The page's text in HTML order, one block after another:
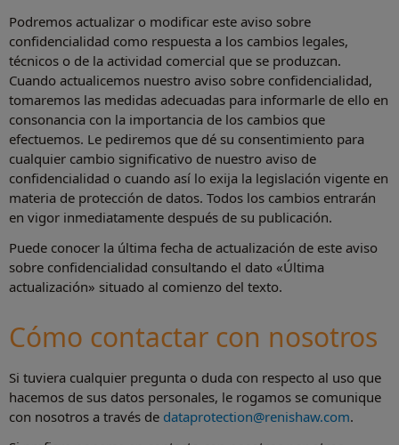
Podremos actualizar o modificar este aviso sobre
confidencialidad como respuesta a los cambios legales,
técnicos o de la actividad comercial que se produzcan.
Cuando actualicemos nuestro aviso sobre confidencialidad,
tomaremos las medidas adecuadas para informarle de ello en
consonancia con la importancia de los cambios que
efectuemos. Le pediremos que dé su consentimiento para
cualquier cambio significativo de nuestro aviso de
confidencialidad o cuando así lo exija la legislación vigente en
materia de protección de datos. Todos los cambios entrarán
en vigor inmediatamente después de su publicación.
Puede conocer la última fecha de actualización de este aviso
sobre confidencialidad consultando el dato «Última
actualización» situado al comienzo del texto.
Cómo contactar con nosotros
Si tuviera cualquier pregunta o duda con respecto al uso que
hacemos de sus datos personales, le rogamos se comunique
con nosotros a través de dataprotection@renishaw.com.